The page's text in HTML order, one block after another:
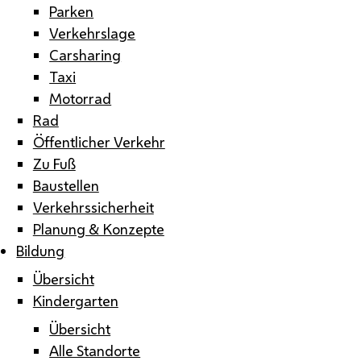
Parken
Verkehrslage
Carsharing
Taxi
Motorrad
Rad
Öffentlicher Verkehr
Zu Fuß
Baustellen
Verkehrssicherheit
Planung & Konzepte
Bildung
Übersicht
Kindergarten
Übersicht
Alle Standorte